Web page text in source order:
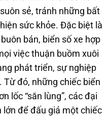
sẻ, tránh những bất
sức khỏe. Đặc biệt là
bán, biển số xe hợp
việc thuận buồm xuôi
phát triển, sự nghiệp
Từ đó, những chiếc biển
lốc “săn lùng”, các đại
lớn để đấu giá một chiếc